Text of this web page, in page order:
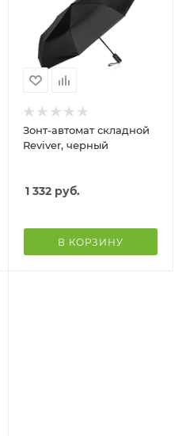
Зонт-автомат складной
Reviver, черный
1 332 руб.
В КОРЗИНУ